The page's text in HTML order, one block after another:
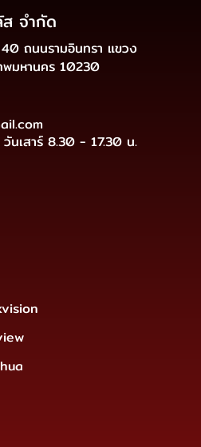
จำกัด
ถนนรามอินทรา แขวง
พมหานคร 10230
นเสาร์ 8.30 - 17.30 น.